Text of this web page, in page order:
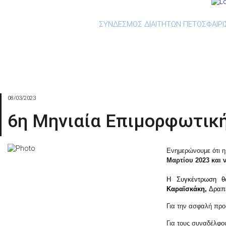
ΣΥΝΔΕΣΜΟΣ ΔΙΑΙΤΗΤΩΝ
08/03/2023
6η Μηνιαία
Ενημερώνουμε ότι
Μαρτίου 2023 και
Η Συγκέντρωση
Καραϊσκάκη,
Για την ασφαλή
Για τους